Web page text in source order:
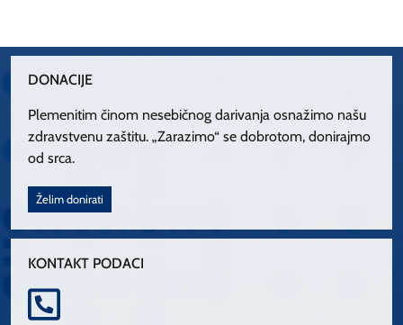
DONACIJE
Plemenitim činom nesebičnog darivanja osnažimo našu
zdravstvenu zaštitu. „Zarazimo“ se dobrotom, donirajmo
od srca.
Želim donirati
KONTAKT PODACI